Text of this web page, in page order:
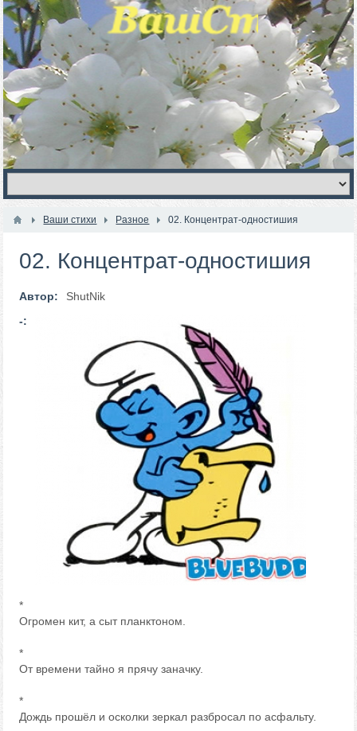
Ваши стихи Разное 02. Концентрат-одностишия
02. Концентрат-одностишия
Автор:
ShutNik
-:
*
Огромен кит, а сыт планктоном.
*
От времени тайно я прячу заначку.
*
Дождь прошёл и осколки зеркал разбросал по асфальту.